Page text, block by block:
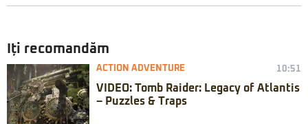
Iți recomandăm
ACTION ADVENTURE 10:51
VIDEO: Tomb Raider: Legacy of Atlantis
– Puzzles & Traps